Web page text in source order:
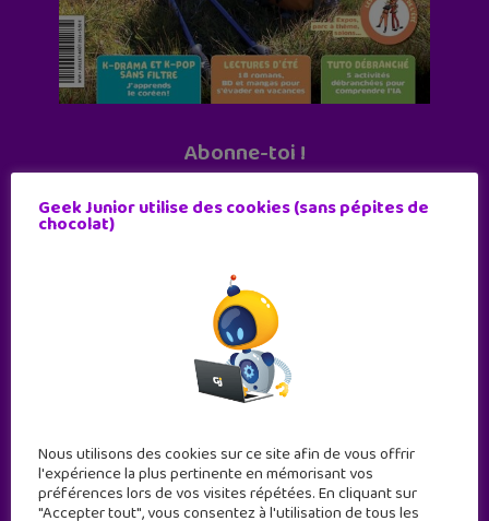
Abonne-toi !
Geek Junior utilise des cookies (sans pépites de
chocolat)
Nous utilisons des cookies sur ce site afin de vous offrir
l'expérience la plus pertinente en mémorisant vos
préférences lors de vos visites répétées. En cliquant sur
"Accepter tout", vous consentez à l'utilisation de tous les